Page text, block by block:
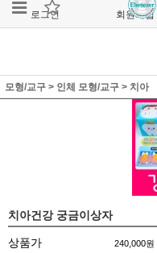
로그인 회원가입
모형/교구 > 인체 모형/교구 > 치아
치아건강 궁금이상자
상품가 240,000원